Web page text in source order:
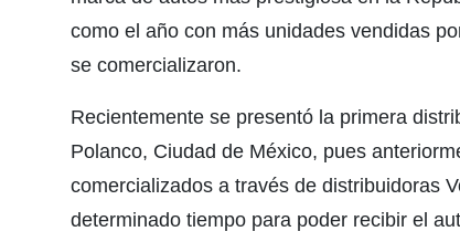
como el año con más unidades vendidas
se comercializaron.
Recientemente se presentó la primera
Polanco, Ciudad de México, pues
comercializados a través de distribuidoras
determinado tiempo para poder recibir el